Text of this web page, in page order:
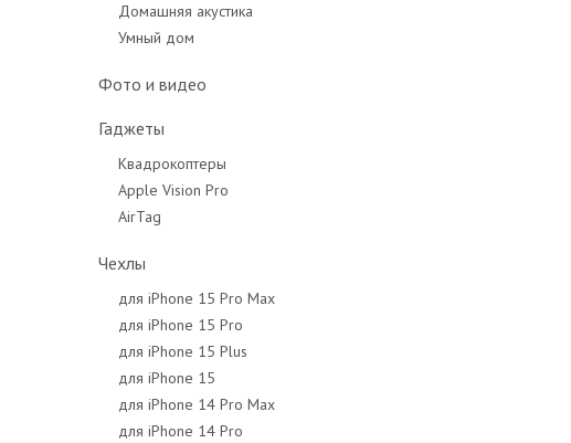
Домашняя акустика
Умный дом
Фото и видео
Гаджеты
Квадрокоптеры
Apple Vision Pro
AirTag
Чехлы
для iPhone 15 Pro Max
для iPhone 15 Pro
для iPhone 15 Plus
для iPhone 15
для iPhone 14 Pro Max
для iPhone 14 Pro